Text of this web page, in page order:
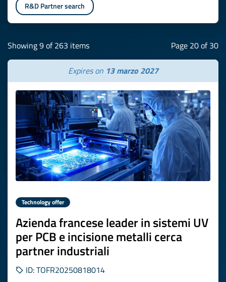
R&D Partner search
Showing 9 of 263 items Page 20 of 30
Expires on 13 marzo 2027
Technology offer
Azienda francese leader in sistemi UV
per PCB e incisione metalli cerca
partner industriali
ID: TOFR20250818014